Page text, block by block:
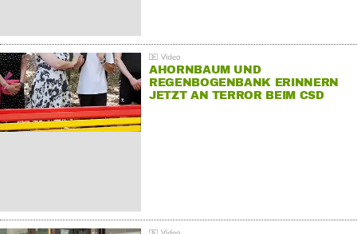
AHORNBAUM UND
REGENBOGENBANK ERINNERN
JETZT AN TERROR BEIM CSD